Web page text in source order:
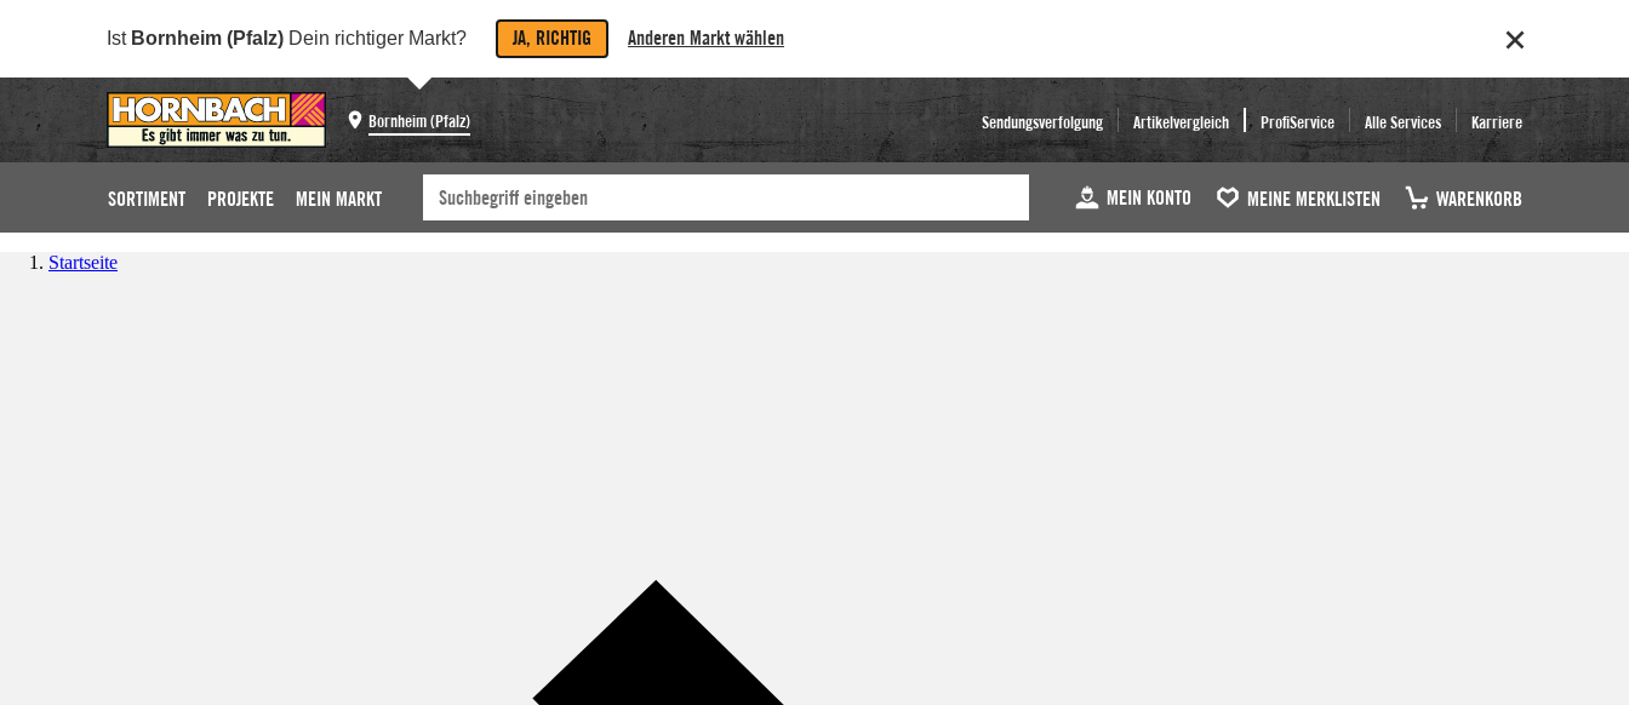
Ist Bornheim (Pfalz) Dein richtiger Markt? JA, RICHTIG Anderen Markt wählen
Bornheim (Pfalz) Sendungsverfolgung Artikelvergleich ProfiService Alle Services Karriere
SORTIMENT PROJEKTE MEIN MARKT MEIN KONTO MEINE MERKLISTEN WARENKORB
Startseite